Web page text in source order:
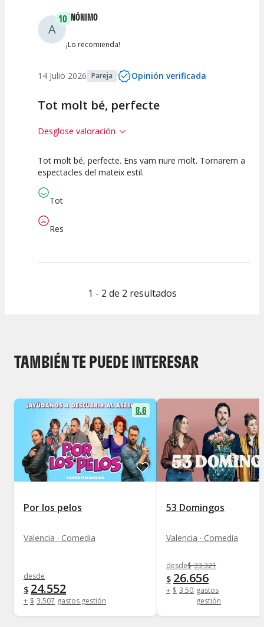
A
10ANÓNIMO
¡Lo recomienda!
14 Julio 2026 Pareja Opinión verificada
Tot molt bé, perfecte
Desglose valoración
10
Espectáculo
10 10
Tot molt bé, perfecte. Ens vam riure molt. Tornarem a
espectacles del mateix estil.
Tot
Res
1 - 2 de 2 resultados
TAMBIÉN TE PUEDE INTERESAR
8.6
Por los pelos
Valencia · Comedia
desde
$ 24.552
+ $ 3.507 gastos gestión
53 Domingos
Valencia · Comedia
desde$ 33.321
$ 26.656
+ $ 3.507 gastos
gestión